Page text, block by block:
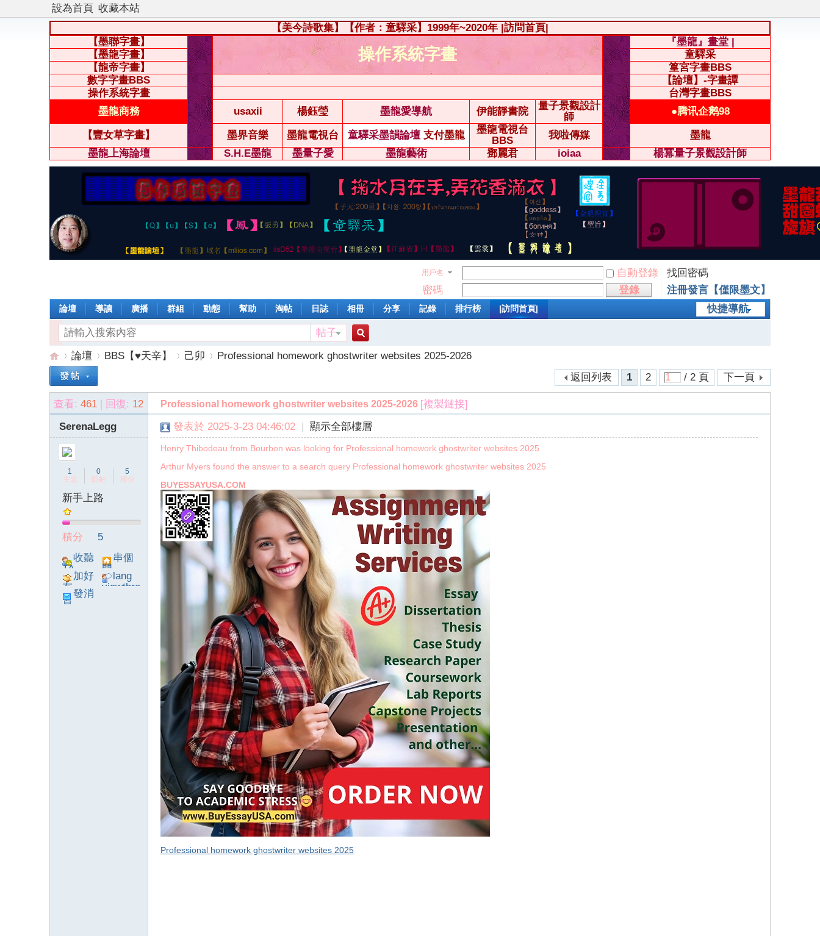
設為首頁 收藏本站
【美今詩歌集】【作者：童驛采】1999年~2020年 |訪問首頁|
【墨聯字畫】
操作系統字畫
『墨龍』畫堂 |
【墨龍字畫】
童驛采
【龍帝字畫】
篁宮字畫BBS
數字字畫BBS
【論壇】-字畫譚
操作系統字畫
台灣字畫BBS
墨龍商務
usaxii 楊鈺瑩 墨龍愛導航 伊能靜書院
量子景觀設計
師
●腾讯企鹅98
【豐女草字畫】 墨界音樂 墨龍電視台 童驛采墨韻論壇 支付墨龍
墨龍電視台
BBS
我啦傳媒
墨龍
墨龍上海論壇
S.H.E墨龍 墨量子愛 墨龍藝術 鄧麗君 ioiaa 楊冪量子景觀設計師
用戶名 自動登錄
找回密碼
密碼
登錄
注冊發言【僅限墨文】
快捷導航
論壇 導讀 廣播 群組 動態 幫助 淘帖 日誌 相冊 分享 記錄 排行榜 |訪問首頁|
帖子
搜
索
操»
論壇
›
BBS【♥天辛】
›
己卯
›
Professional homework ghostwriter websites 2025-2026
1
2 / 2 頁 下一頁
返回列表
查看: 461 | 回復: 12 Professional homework ghostwriter websites 2025-2026 [複製鏈接]
SerenaLegg
1
主題
0
回帖
5
積分
新手上路
積分
5
收聽
TA
串個
門
加好
友
lang
viewthre
發消
息
發表於 2025-3-23 04:46:02 | 顯示全部樓層
Henry Thibodeau from Bourbon was looking for Professional homework ghostwriter websites 2025
Arthur Myers found the answer to a search query Professional homework ghostwriter websites 2025
BUYESSAYUSA.COM
Professional homework ghostwriter websites 2025